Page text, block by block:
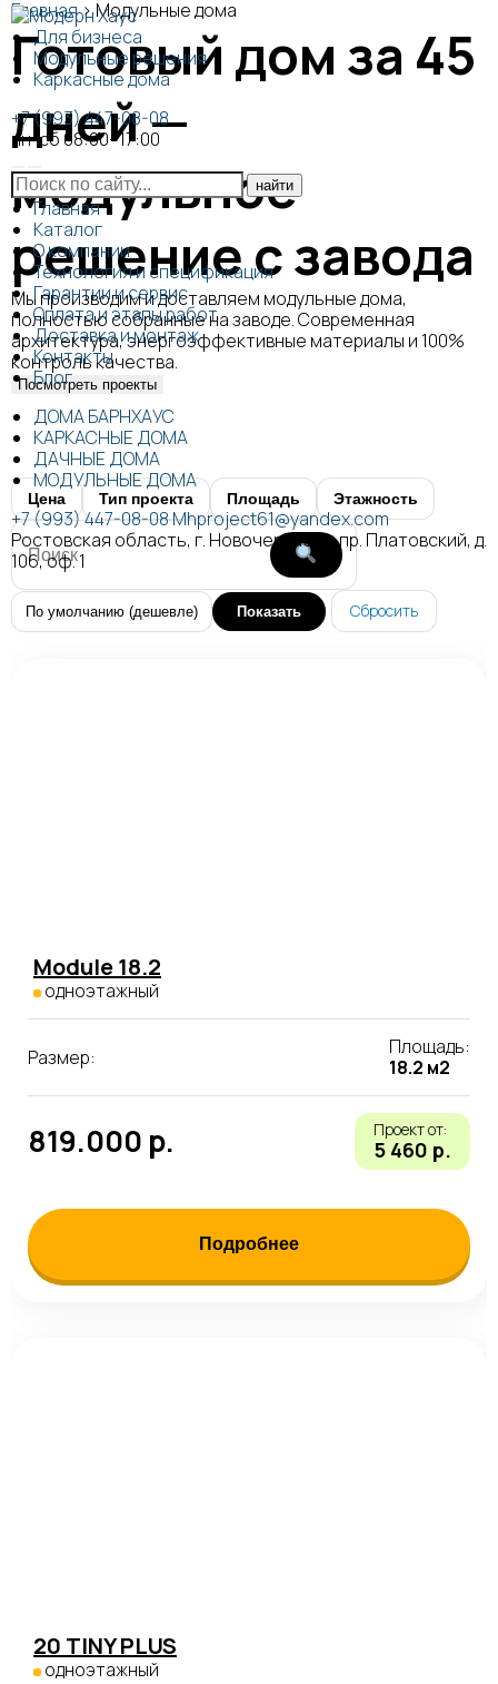
Для бизнеса
Модульные решения
Каркасные дома
+7 (993) 447-08-08
пн-сб 08:00–17:00
Главная
Каталог
О компании
Технология и спецификация
Гарантии и сервис
Оплата и этапы работ
Доставка и монтаж
Контакты
Блог
ДОМА БАРНХАУС
КАРКАСНЫЕ ДОМА
ДАЧНЫЕ ДОМА
МОДУЛЬНЫЕ ДОМА
+7 (993) 447-08-08Mhproject61@yandex.com
Ростовская область, г. Новочеркасск, пр. Платовский, д.
106, оф. 1
Главная>Модульные дома
Готовый дом за 45
дней —
модульное
решение с завода
Мы производим и доставляем модульные дома,
полностью собранные на заводе. Современная
архитектура, энергоэффективные материалы и 100%
контроль качества.
Посмотреть проекты
Цена Тип проекта Площадь Этажность
Показать Сбросить
Module 18.2
одноэтажный
Размер:
Площадь:
18.2 м2
819.000 р. Проект от:
5 460 р.
Подробнее
20 TINY PLUS
одноэтажный